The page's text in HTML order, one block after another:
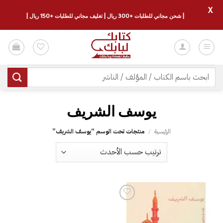
للمحتوى
البحث
عن:
يوسف الشريف
الرئيسية / منتجات تحت الوسم “يوسف الشريف”
| شحن مجاني للطلبات +300 ريال | تغليف مجاني للطلبات +150 ريال |
X